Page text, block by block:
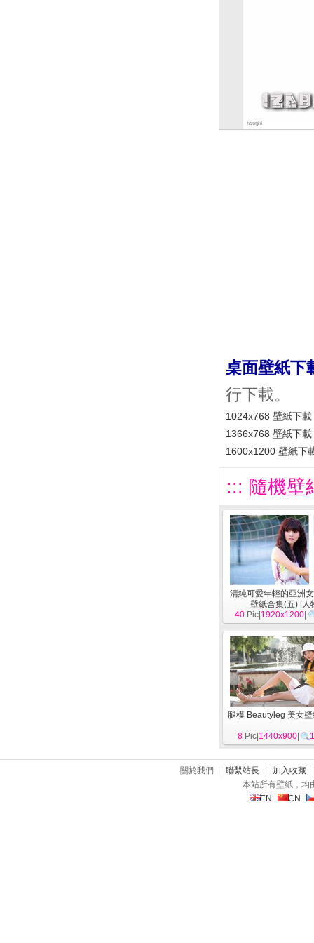
桌面壁紙下
行下載。
1024x768 壁紙下載
1366x768 壁紙下載
1600x1200 壁紙下
::: 隨機壁
清純可愛年輕的亞洲
壁紙合集(五) [人
40 Pic| 1920x1200
腿模 Beautyleg 美女
8 Pic| 1440x900
關於我們 | 聯繫站長 加入收藏
本站所有壁紙，均
EN
CN